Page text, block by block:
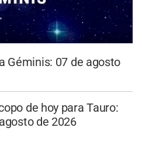
Géminis: 07 de agosto
de hoy para Tauro:
de 2026